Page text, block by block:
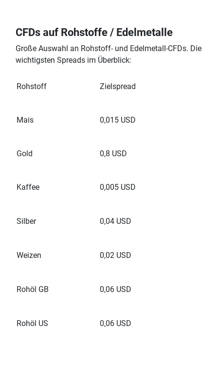
CFDs auf Rohstoffe / Edelmetalle
Große Auswahl an Rohstoff- und Edelmetall-CFDs. Die
wichtigsten Spreads im Überblick:
Rohstoff Zielspread
Mais 0,015 USD
Gold 0,8 USD
Kaffee 0,005 USD
Silber 0,04 USD
Weizen 0,02 USD
Rohöl GB 0,06 USD
Rohöl US 0,06 USD